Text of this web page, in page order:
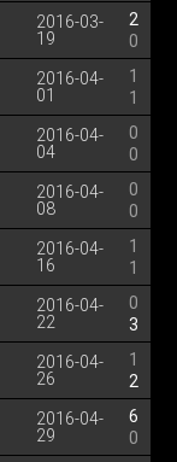
2016-03-
19
2
0
2016-04-
01
1
1
2016-04-
04
0
0
2016-04-
08
0
0
2016-04-
16
1
1
2016-04-
22
0
3
2016-04-
26
1
2
2016-04-
29
6
0